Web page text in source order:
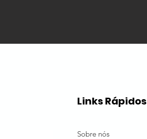
Links Rápidos
Sobre nós